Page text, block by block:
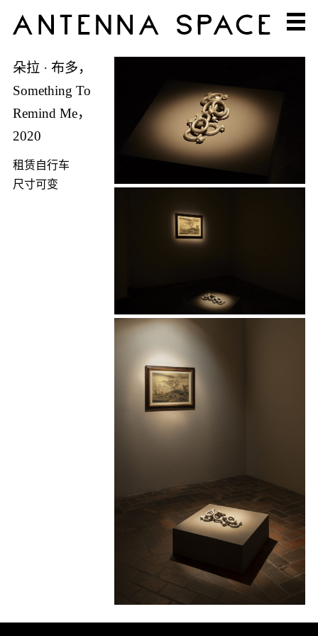
朵拉 · 布多，
Something To
Remind Me，
2020
租赁自行车
尺寸可变